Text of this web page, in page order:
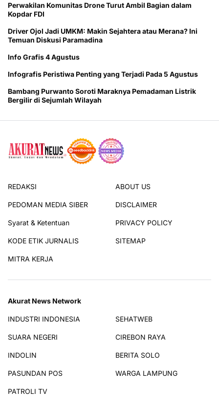
Perwakilan Komunitas Drone Turut Ambil Bagian dalam
Kopdar FDI
Driver Ojol Jadi UMKM: Makin Sejahtera atau Merana? Ini
Temuan Diskusi Paramadina
Info Grafis 4 Agustus
Infografis Peristiwa Penting yang Terjadi Pada 5 Agustus
Bambang Purwanto Soroti Maraknya Pemadaman Listrik
Bergilir di Sejumlah Wilayah
REDAKSI ABOUT US
PEDOMAN MEDIA SIBER DISCLAIMER
Syarat & Ketentuan PRIVACY POLICY
KODE ETIK JURNALIS SITEMAP
MITRA KERJA
Akurat News Network
INDUSTRI INDONESIA SEHATWEB
SUARA NEGERI CIREBON RAYA
INDOLIN BERITA SOLO
PASUNDAN POS WARGA LAMPUNG
PATROLI TV